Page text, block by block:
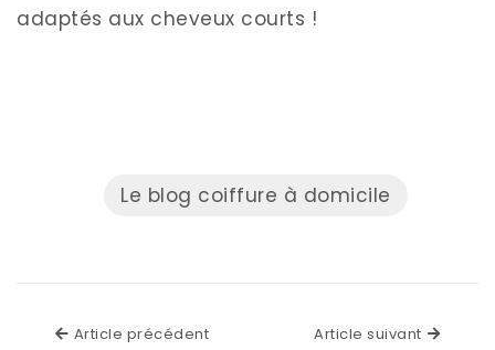
adaptés aux cheveux courts !
Le blog coiffure à domicile
Article précédentArticle précédentArticle suivant Article